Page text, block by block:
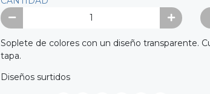
Soplete de colores con un diseño transparente.
tapa.
Diseños surtidos